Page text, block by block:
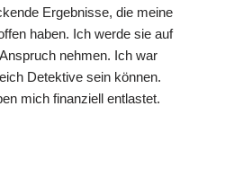
Ergebnisse, die meine
haben. Ich werde sie auf
nehmen. Ich war
Detektive sein können.
mich finanziell entlastet.